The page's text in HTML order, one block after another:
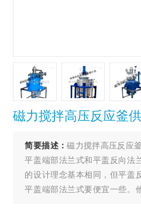
磁力搅拌高压反应釜
简要描述：磁力搅拌高压反应
平盖端部法兰式和平盖反向法
的设计理念基本相同，但平盖
平盖端部法兰式要便宜一些。